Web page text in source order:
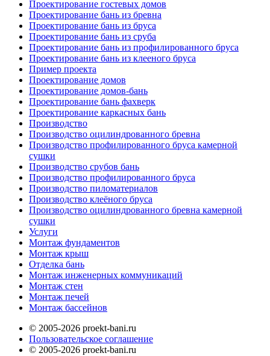
Проектирование гостевых домов
Проектирование бань из бревна
Проектирование бань из бруса
Проектирование бань из сруба
Проектирование бань из профилированного бруса
Проектирование бань из клееного бруса
Пример проекта
Проектирование домов
Проектирование домов-бань
Проектирование бань фахверк
Проектирование каркасных бань
Производство
Производство оцилиндрованного бревна
Производство профилированного бруса камерной
сушки
Производство срубов бань
Производство профилированного бруса
Производство пиломатериалов
Производство клеёного бруса
Производство оцилиндрованного бревна камерной
сушки
Услуги
Монтаж фундаментов
Монтаж крыш
Отделка бань
Монтаж инженерных коммуникаций
Монтаж стен
Монтаж печей
Монтаж бассейнов
© 2005-2026 proekt-bani.ru
Пользовательское соглашение
© 2005-2026 proekt-bani.ru